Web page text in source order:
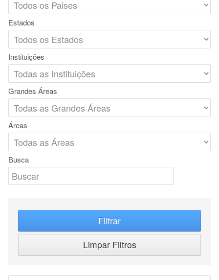
Estados
Instituições
Grandes Áreas
Áreas
Busca
Filtrar
Limpar Filtros